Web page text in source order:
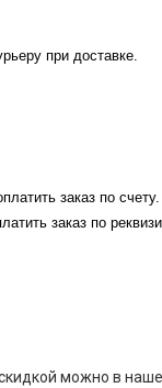
при доставке.
заказ по счету.
заказ по
можно в